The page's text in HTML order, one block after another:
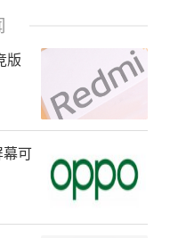
版
可